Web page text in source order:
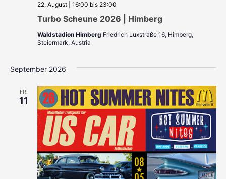
Turbo Scheune 2026 | Himberg
22. August | 16:00 bis 23:00
Waldstadion Himberg Friedrich Luxstraße 16, Himberg,
Steiermark, Austria
September 2026
FR.
11